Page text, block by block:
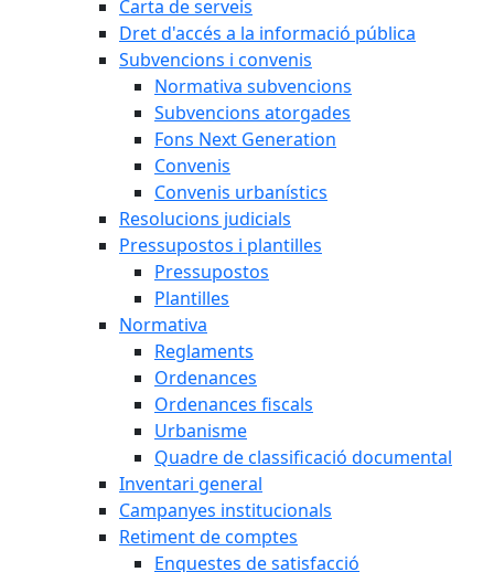
Carta de serveis
Dret d'accés a la informació pública
Subvencions i convenis
Normativa subvencions
Subvencions atorgades
Fons Next Generation
Convenis
Convenis urbanístics
Resolucions judicials
Pressupostos i plantilles
Pressupostos
Plantilles
Normativa
Reglaments
Ordenances
Ordenances fiscals
Urbanisme
Quadre de classificació documental
Inventari general
Campanyes institucionals
Retiment de comptes
Enquestes de satisfacció